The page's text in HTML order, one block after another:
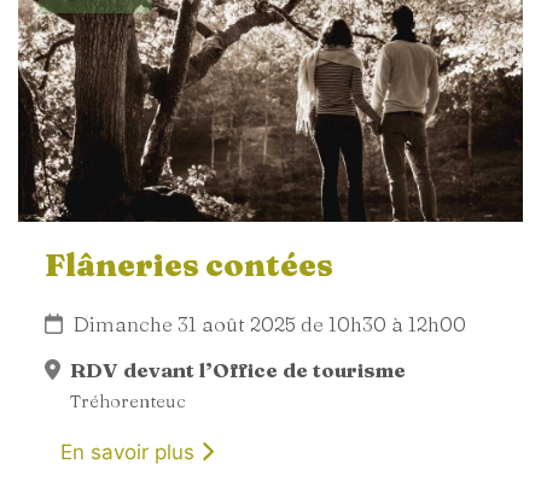
Flâneries contées
Dimanche 31 août 2025 de 10h30 à 12h00
RDV devant l’Office de tourisme
Tréhorenteuc
En savoir plus